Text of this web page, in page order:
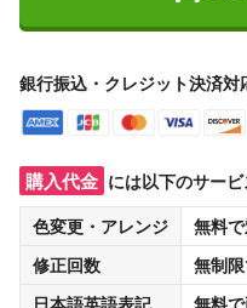
銀行振込・クレジット決済対
購入代金 には以下のサー
色変更・アレンジ
無料
修正回数
無制限
日本語英語表記
無料